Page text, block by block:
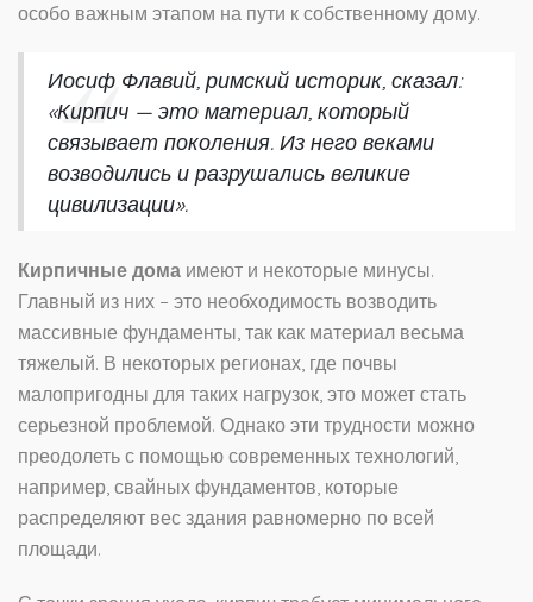
особо важным этапом на пути к собственному дому.
Иосиф Флавий, римский историк, сказал:
«Кирпич — это материал, который
связывает поколения. Из него веками
возводились и разрушались великие
цивилизации».
Кирпичные дома имеют и некоторые минусы.
Главный из них – это необходимость возводить
массивные фундаменты, так как материал весьма
тяжелый. В некоторых регионах, где почвы
малопригодны для таких нагрузок, это может стать
серьезной проблемой. Однако эти трудности можно
преодолеть с помощью современных технологий,
например, свайных фундаментов, которые
распределяют вес здания равномерно по всей
площади.